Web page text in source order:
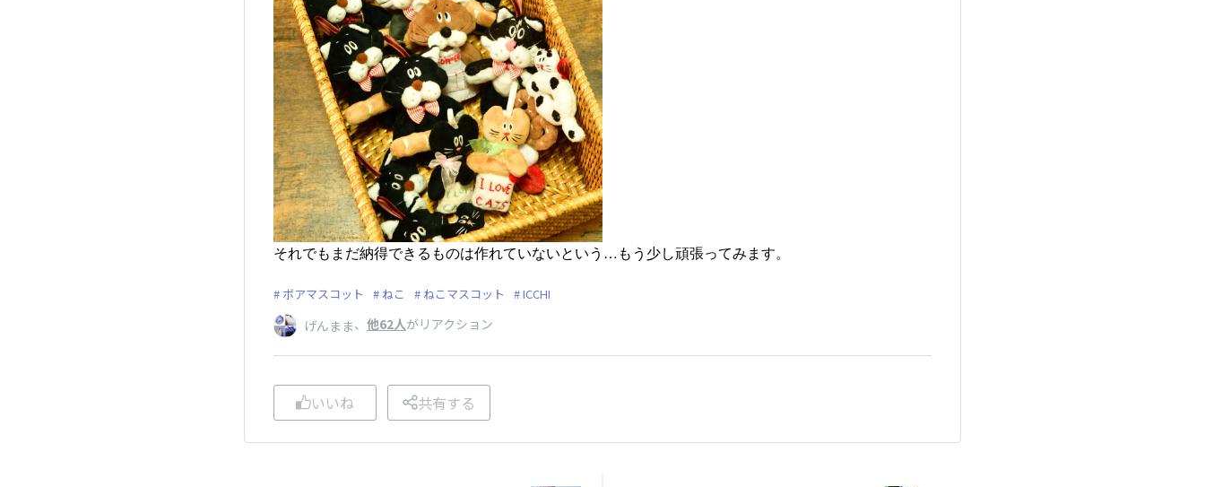
それでもまだ納得できるものは作れていないという…もう少し頑張ってみます。
ボアマスコット ねこ ねこマスコット ICCHI
げんまま、 他62人がリアクション
いいね 共有する